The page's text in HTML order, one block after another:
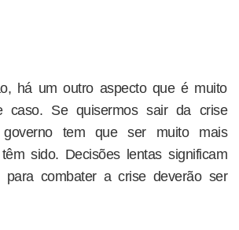
há um outro aspecto que é muito
caso. Se quisermos sair da crise
governo tem que ser muito mais
sido. Decisões lentas significam
para combater a crise deverão ser